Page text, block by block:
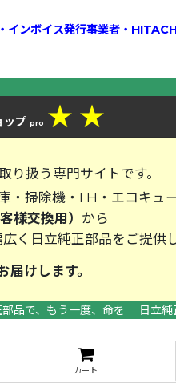
ンボイス発行事業者・
ップ pro ★ ★
り扱う専門サイトです。
・掃除機・I H・エコキュ
様交換用） から
広く日立純正部品をご提供
正部品をお届
品で、もう一度、命を 日立純
カート